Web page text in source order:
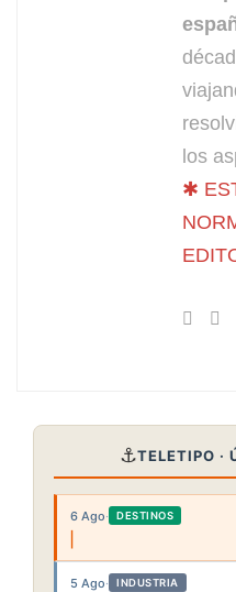
los
✱
⚓TELETIPO ·
6 Ago· DESTINOS
5 Ago· INDUSTRIA